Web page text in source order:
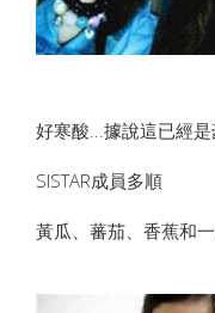
好寒酸...據說這已經是
SISTAR成員多順
黃瓜、蕃茄、香蕉和一